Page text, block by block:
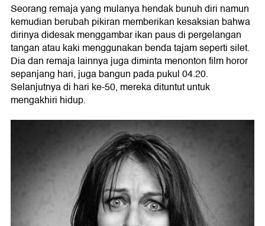
Seorang remaja yang mulanya hendak bunuh diri namun
kemudian berubah pikiran memberikan kesaksian bahwa
dirinya didesak menggambar ikan paus di pergelangan
tangan atau kaki menggunakan benda tajam seperti silet.
Dia dan remaja lainnya juga diminta menonton film horor
sepanjang hari, juga bangun pada pukul 04.20.
Selanjutnya di hari ke-50, mereka dituntut untuk
mengakhiri hidup.